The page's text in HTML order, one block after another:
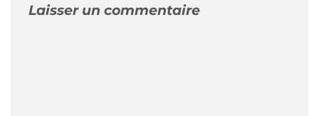
Laisser un commentaire